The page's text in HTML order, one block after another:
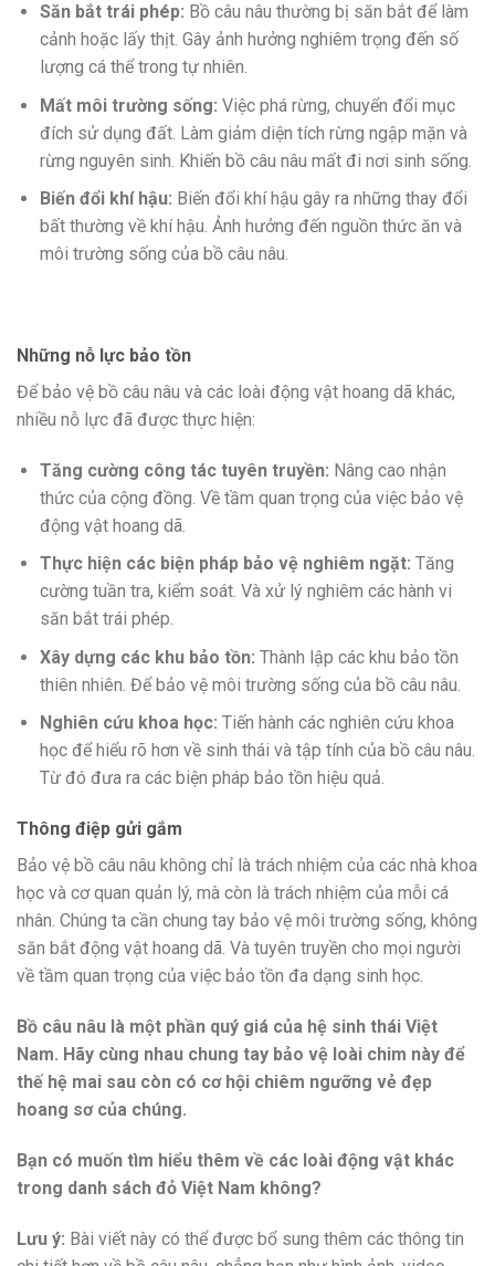
Săn bắt trái phép: Bồ câu nâu thường bị săn bắt để làm
cảnh hoặc lấy thịt. Gây ảnh hưởng nghiêm trọng đến số
lượng cá thể trong tự nhiên.
Mất môi trường sống: Việc phá rừng, chuyển đổi mục
đích sử dụng đất. Làm giảm diện tích rừng ngập mặn và
rừng nguyên sinh. Khiến bồ câu nâu mất đi nơi sinh sống.
Biến đổi khí hậu: Biến đổi khí hậu gây ra những thay đổi
bất thường về khí hậu. Ảnh hưởng đến nguồn thức ăn và
môi trường sống của bồ câu nâu.
Những nỗ lực bảo tồn
Để bảo vệ bồ câu nâu và các loài động vật hoang dã khác,
nhiều nỗ lực đã được thực hiện:
Tăng cường công tác tuyên truyền: Nâng cao nhận
thức của cộng đồng. Về tầm quan trọng của việc bảo vệ
động vật hoang dã.
Thực hiện các biện pháp bảo vệ nghiêm ngặt: Tăng
cường tuần tra, kiểm soát. Và xử lý nghiêm các hành vi
săn bắt trái phép.
Xây dựng các khu bảo tồn: Thành lập các khu bảo tồn
thiên nhiên. Để bảo vệ môi trường sống của bồ câu nâu.
Nghiên cứu khoa học: Tiến hành các nghiên cứu khoa
học để hiểu rõ hơn về sinh thái và tập tính của bồ câu nâu.
Từ đó đưa ra các biện pháp bảo tồn hiệu quả.
Thông điệp gửi gắm
Bảo vệ bồ câu nâu không chỉ là trách nhiệm của các nhà khoa
học và cơ quan quản lý, mà còn là trách nhiệm của mỗi cá
nhân. Chúng ta cần chung tay bảo vệ môi trường sống, không
săn bắt động vật hoang dã. Và tuyên truyền cho mọi người
về tầm quan trọng của việc bảo tồn đa dạng sinh học.
Bồ câu nâu là một phần quý giá của hệ sinh thái Việt
Nam. Hãy cùng nhau chung tay bảo vệ loài chim này để
thế hệ mai sau còn có cơ hội chiêm ngưỡng vẻ đẹp
hoang sơ của chúng.
Bạn có muốn tìm hiểu thêm về các loài động vật khác
trong danh sách đỏ Việt Nam không?
Lưu ý: Bài viết này có thể được bổ sung thêm các thông tin